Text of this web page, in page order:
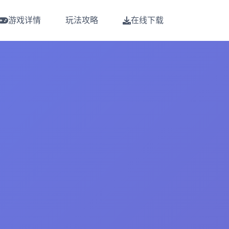
游戏详情 玩法攻略 在线下载